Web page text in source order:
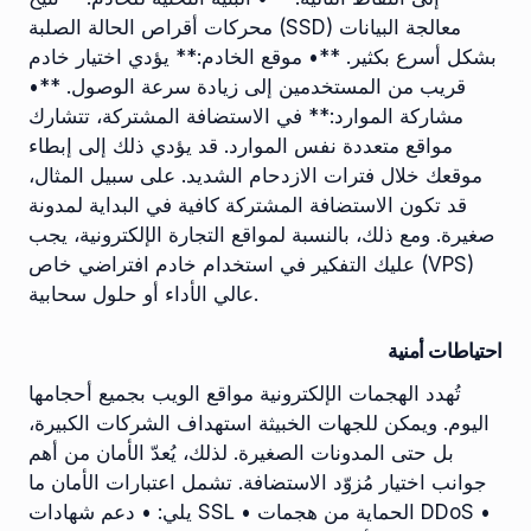
محركات أقراص الحالة الصلبة (SSD) معالجة البيانات
بشكل أسرع بكثير. **• موقع الخادم:** يؤدي اختيار خادم
قريب من المستخدمين إلى زيادة سرعة الوصول. **•
مشاركة الموارد:** في الاستضافة المشتركة، تتشارك
مواقع متعددة نفس الموارد. قد يؤدي ذلك إلى إبطاء
موقعك خلال فترات الازدحام الشديد. على سبيل المثال،
قد تكون الاستضافة المشتركة كافية في البداية لمدونة
صغيرة. ومع ذلك، بالنسبة لمواقع التجارة الإلكترونية، يجب
عليك التفكير في استخدام خادم افتراضي خاص (VPS)
عالي الأداء أو حلول سحابية.
احتياطات أمنية
تُهدد الهجمات الإلكترونية مواقع الويب بجميع أحجامها
اليوم. ويمكن للجهات الخبيثة استهداف الشركات الكبيرة،
بل حتى المدونات الصغيرة. لذلك، يُعدّ الأمان من أهم
جوانب اختيار مُزوّد ​​الاستضافة. تشمل اعتبارات الأمان ما
يلي: • دعم شهادات SSL • الحماية من هجمات DDoS •